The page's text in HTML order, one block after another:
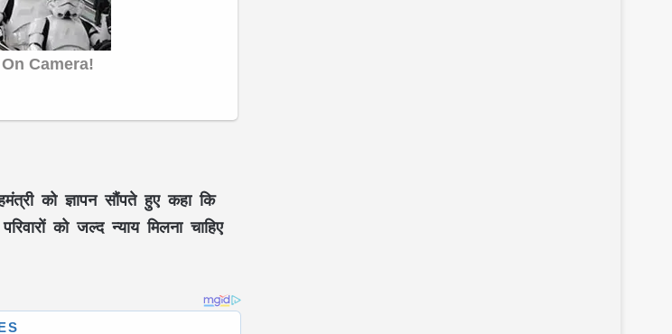
को ज्ञापन सौंपते हुए कहा कि
को जल्द न्याय मिलना चाहिए